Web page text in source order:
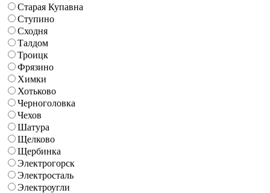
Старая Купавна
Ступино
Сходня
Талдом
Троицк
Фрязино
Химки
Хотьково
Черноголовка
Чехов
Шатура
Щелково
Щербинка
Электрогорск
Электросталь
Электроугли